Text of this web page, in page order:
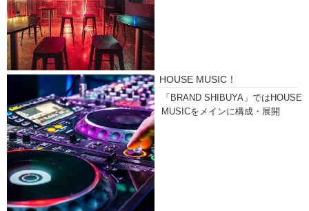
HOUSE MUSIC！
「BRAND SHIBUYA」ではHOUSE
MUSICをメインに構成・展開